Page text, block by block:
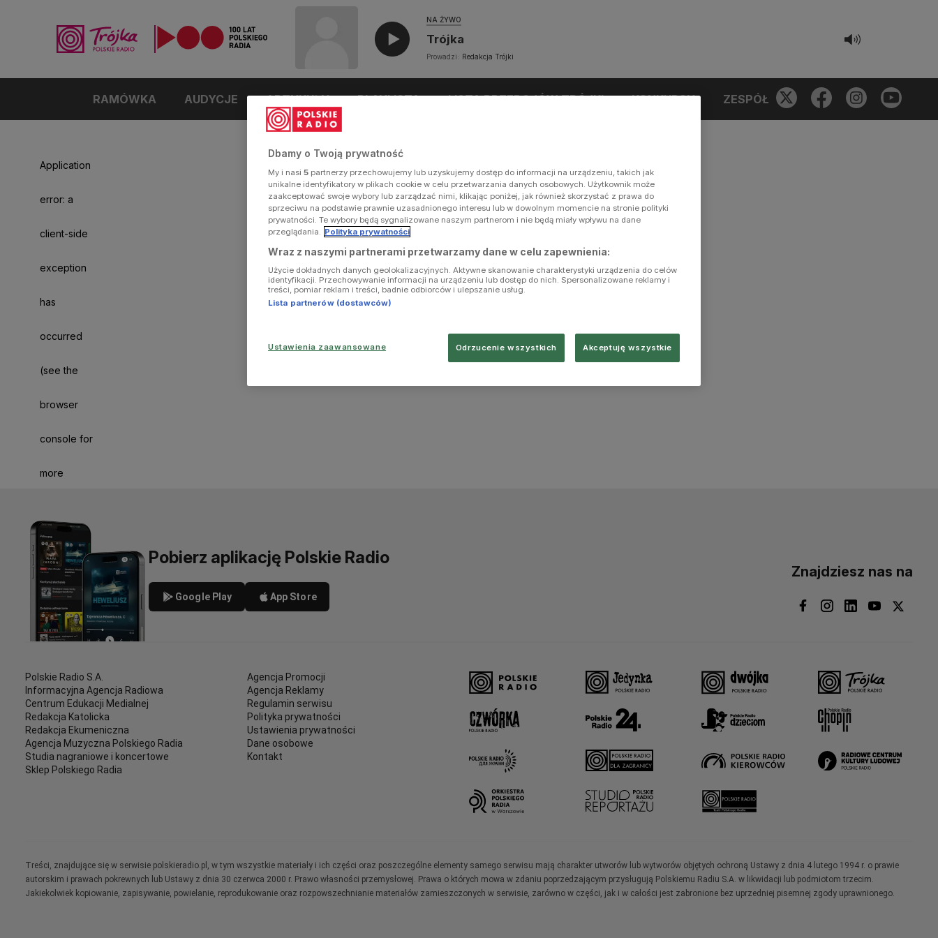
NA ŻYWO
Trójka
Prowadzi: Redakcja Trójki
RAMÓWKA AUDYCJE ARTYKUŁY PLAYLISTA LISTA PRZEBOJÓW TRÓJKI KONKURSY ZESPÓŁ
Application
error: a
client-side
exception
has
occurred
(see the
browser
console for
more
Pobierz aplikację Polskie Radio
Google Play App Store
Znajdziesz nas na
Polskie Radio S.A.
Informacyjna Agencja Radiowa
Centrum Edukacji Medialnej
Redakcja Katolicka
Redakcja Ekumeniczna
Agencja Muzyczna Polskiego Radia
Studia nagraniowe i koncertowe
Sklep Polskiego Radia
Agencja Promocji
Agencja Reklamy
Regulamin serwisu
Polityka prywatności
Ustawienia prywatności
Dane osobowe
Kontakt
Treści, znajdujące się w serwisie polskieradio.pl, w tym wszystkie materiały i ich części oraz poszczególne elementy samego serwisu mają charakter utworów lub wytworów objętych ochroną Ustawy z dnia 4 lutego 1994 r. o prawie
autorskim i prawach pokrewnych lub Ustawy z dnia 30 czerwca 2000 r. Prawo własności przemysłowej. Prawa o których mowa w zdaniu poprzedzającym przysługują Polskiemu Radiu S.A. w likwidacji lub podmiotom trzecim.
Jakiekolwiek kopiowanie, zapisywanie, powielanie, reprodukowanie oraz rozpowszechnianie materiałów zamieszczonych w serwisie, zarówno w części, jak i w całości jest zabronione bez uprzedniej pisemnej zgody uprawnionego.
Dbamy o Twoją prywatność
My i nasi 5 partnerzy przechowujemy lub uzyskujemy dostęp do informacji na urządzeniu, takich jak
unikalne identyfikatory w plikach cookie w celu przetwarzania danych osobowych. Użytkownik może
zaakceptować swoje wybory lub zarządzać nimi, klikając poniżej, jak również skorzystać z prawa do
sprzeciwu na podstawie prawnie uzasadnionego interesu lub w dowolnym momencie na stronie polityki
prywatności. Te wybory będą sygnalizowane naszym partnerom i nie będą miały wpływu na dane
przeglądania. Polityka prywatności
Wraz z naszymi partnerami przetwarzamy dane w celu zapewnienia:
Użycie dokładnych danych geolokalizacyjnych. Aktywne skanowanie charakterystyki urządzenia do celów
identyfikacji. Przechowywanie informacji na urządzeniu lub dostęp do nich. Spersonalizowane reklamy i
treści, pomiar reklam i treści, badnie odbiorców i ulepszanie usług.
Lista partnerów (dostawców)
Ustawienia zaawansowane Odrzucenie wszystkich Akceptuję wszystkie